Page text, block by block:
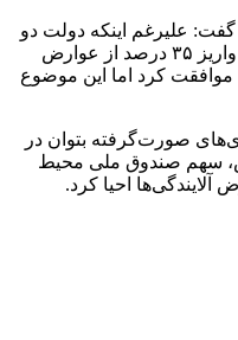
علیرغم اینکه دولت دو
مرتبه یعنی در بودجه ۱۴۰۱ و ۱۴۰۲ با واریز ۳۵ درصد از عوارض
کرد اما این موضوع
صورت‌گرفته بتوان در
مجلس، سهم صندوق ملی محیط
احیا کرد.